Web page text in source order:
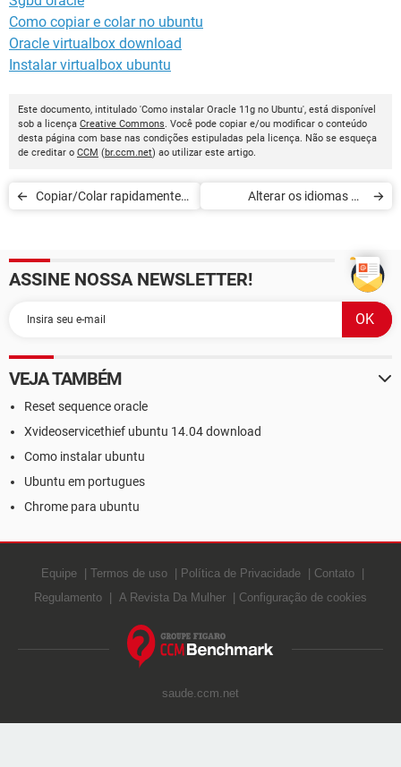
Como copiar e colar no ubuntu
Oracle virtualbox download
Instalar virtualbox ubuntu
Este documento, intitulado 'Como instalar Oracle 11g no Ubuntu', está disponível
sob a licença Creative Commons. Você pode copiar e/ou modificar o conteúdo
desta página com base nas condições estipuladas pela licença. Não se esqueça
de creditar o CCM (br.ccm.net) ao utilizar este artigo.
Copiar/Colar rapidamente
Alterar os idiomas do
ASSINE NOSSA NEWSLETTER!
VEJA TAMBÉM
Reset sequence oracle
Xvideoservicethief ubuntu 14.04 download
Como instalar ubuntu
Ubuntu em portugues
Chrome para ubuntu
Equipe Termos de uso Política de Privacidade
Contato
Regulamento
A Revista Da Mulher Configuração de cookies
saude.ccm.net